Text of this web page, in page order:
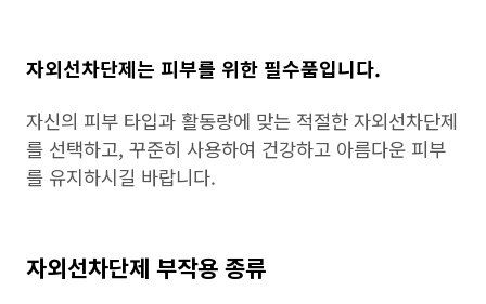
자외선차단제는 피부를 위한 필수품입니다.
자신의 피부 타입과 활동량에 맞는 적절한 자외선차단제
를 선택하고, 꾸준히 사용하여 건강하고 아름다운 피부
를 유지하시길 바랍니다.
자외선차단제 부작용 종류